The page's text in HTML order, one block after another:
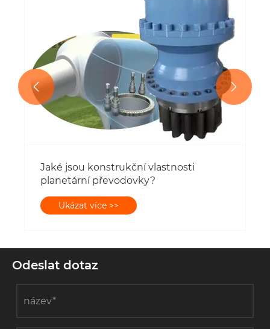
Jaké jsou konstrukční vlastnosti
planetární převodovky?
Ukázat více >>
 
Odeslat dotaz